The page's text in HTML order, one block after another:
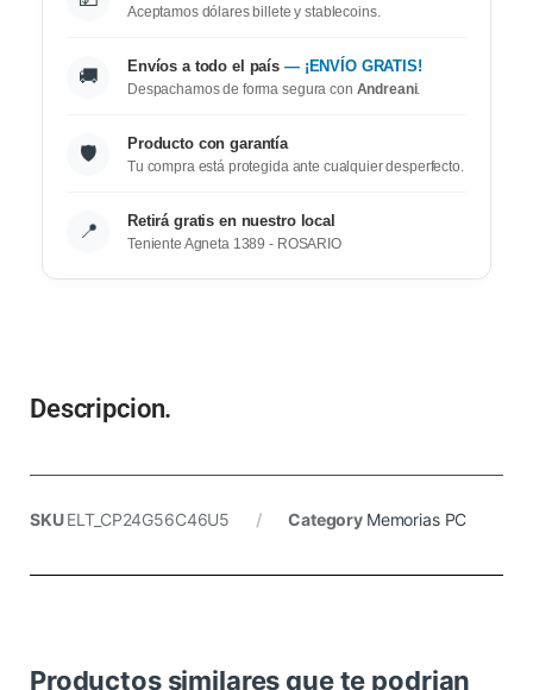
Aceptamos dólares billete y stablecoins.
🚚 Envíos a todo el país — ¡ENVÍO GRATIS!
Despachamos de forma segura con Andreani.
🛡️ Producto con garantía
Tu compra está protegida ante cualquier desperfecto.
📍 Retirá gratis en nuestro local
Teniente Agneta 1389 - ROSARIO
Descripcion.
SKUELT_CP24G56C46U5 Category Memorias PC
Productos similares que te podrian